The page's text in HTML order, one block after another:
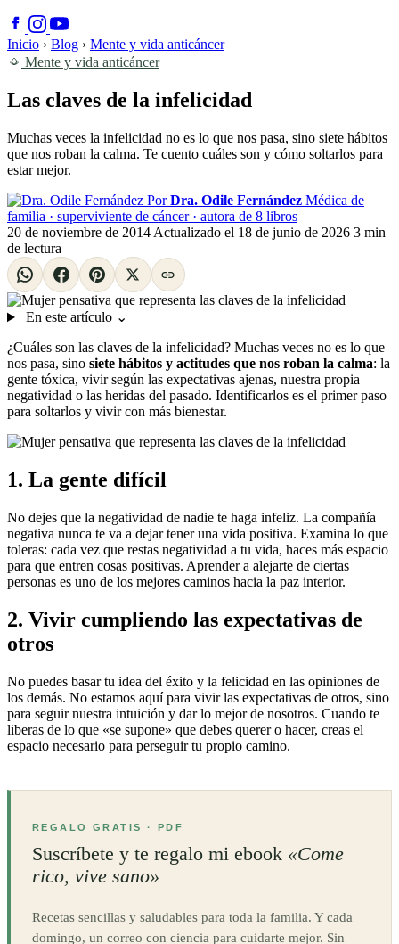
Inicio › Blog › Mente y vida anticáncer
Mente y vida anticáncer
Las claves de la infelicidad
Muchas veces la infelicidad no es lo que nos pasa, sino siete hábitos
que nos roban la calma. Te cuento cuáles son y cómo soltarlos para
estar mejor.
Por Dra. Odile Fernández Médica de
familia · superviviente de cáncer · autora de 8 libros
20 de noviembre de 2014 Actualizado el 18 de junio de 2026 3 min
de lectura
En este artículo ⌄
¿Cuáles son las claves de la infelicidad? Muchas veces no es lo que
nos pasa, sino siete hábitos y actitudes que nos roban la calma: la
gente tóxica, vivir según las expectativas ajenas, nuestra propia
negatividad o las heridas del pasado. Identificarlos es el primer paso
para soltarlos y vivir con más bienestar.
1. La gente difícil
No dejes que la negatividad de nadie te haga infeliz. La compañía
negativa nunca te va a dejar tener una vida positiva. Examina lo que
toleras: cada vez que restas negatividad a tu vida, haces más espacio
para que entren cosas positivas. Aprender a alejarte de ciertas
personas es uno de los mejores caminos hacia la paz interior.
2. Vivir cumpliendo las expectativas de
otros
No puedes basar tu idea del éxito y la felicidad en las opiniones de
los demás. No estamos aquí para vivir las expectativas de otros, sino
para seguir nuestra intuición y dar lo mejor de nosotros. Cuando te
liberas de lo que «se supone» que debes querer o hacer, creas el
espacio necesario para perseguir tu propio camino.
REGALO GRATIS · PDF
Suscríbete y te regalo mi ebook «Come
rico, vive sano»
Recetas sencillas y saludables para toda la familia. Y cada
domingo, un correo con ciencia para cuidarte mejor. Sin